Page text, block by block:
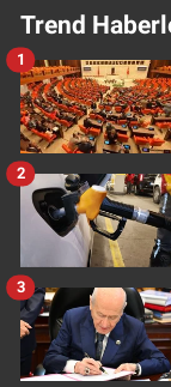
Trend
1
2
3